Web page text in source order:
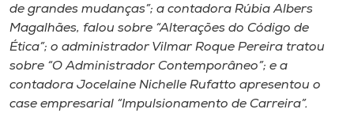
de grandes mudanças”; a contadora Rúbia Albers
Magalhães, falou sobre “Alterações do Código de
Ética”; o administrador Vilmar Roque Pereira tratou
sobre “O Administrador Contemporâneo”; e a
contadora Jocelaine Nichelle Rufatto apresentou o
case empresarial “Impulsionamento de Carreira”.